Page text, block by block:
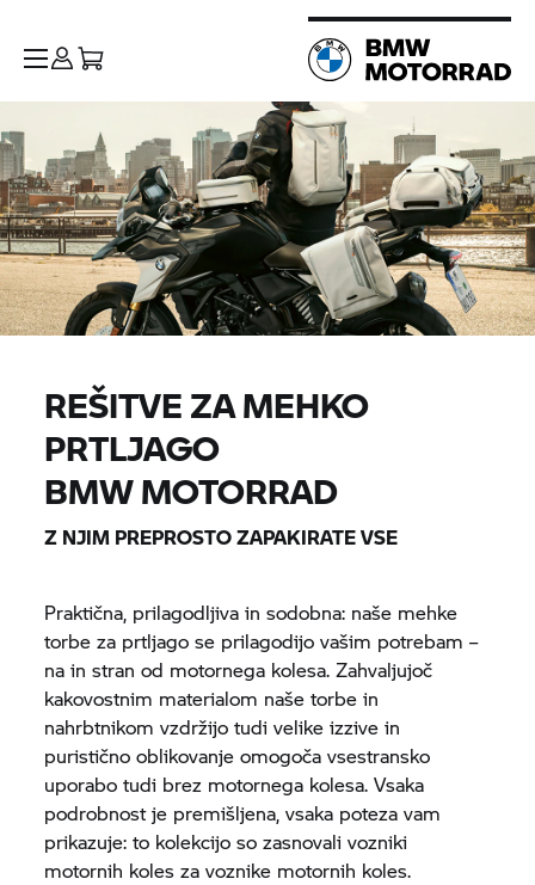
REŠITVE ZA MEHKO
PRTLJAGO
BMW MOTORRAD
Z NJIM PREPROSTO ZAPAKIRATE VSE
Praktična, prilagodljiva in sodobna: naše mehke
torbe za prtljago se prilagodijo vašim potrebam –
na in stran od motornega kolesa. Zahvaljujoč
kakovostnim materialom naše torbe in
nahrbtnikom vzdržijo tudi velike izzive in
puristično oblikovanje omogoča vsestransko
uporabo tudi brez motornega kolesa. Vsaka
podrobnost je premišljena, vsaka poteza vam
prikazuje: to kolekcijo so zasnovali vozniki
motornih koles za voznike motornih koles.